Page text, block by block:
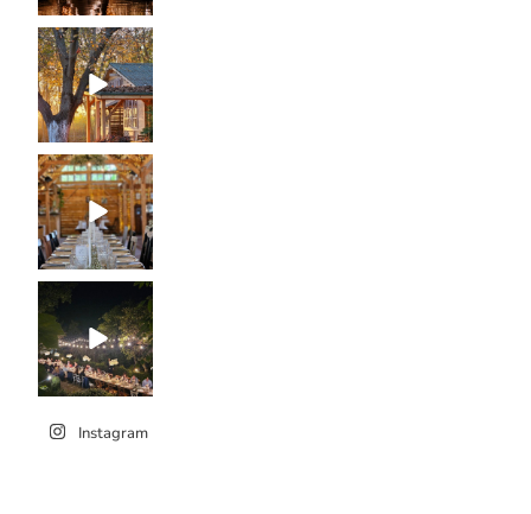
Instagram